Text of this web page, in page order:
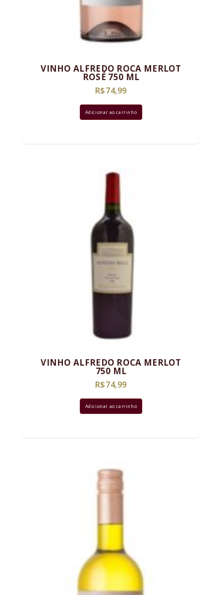
VINHO ALFREDO ROCA MERLOT
ROSÉ 750 ML
R$74,99
Adicionar ao carrinho
VINHO ALFREDO ROCA MERLOT
750 ML
R$74,99
Adicionar ao carrinho